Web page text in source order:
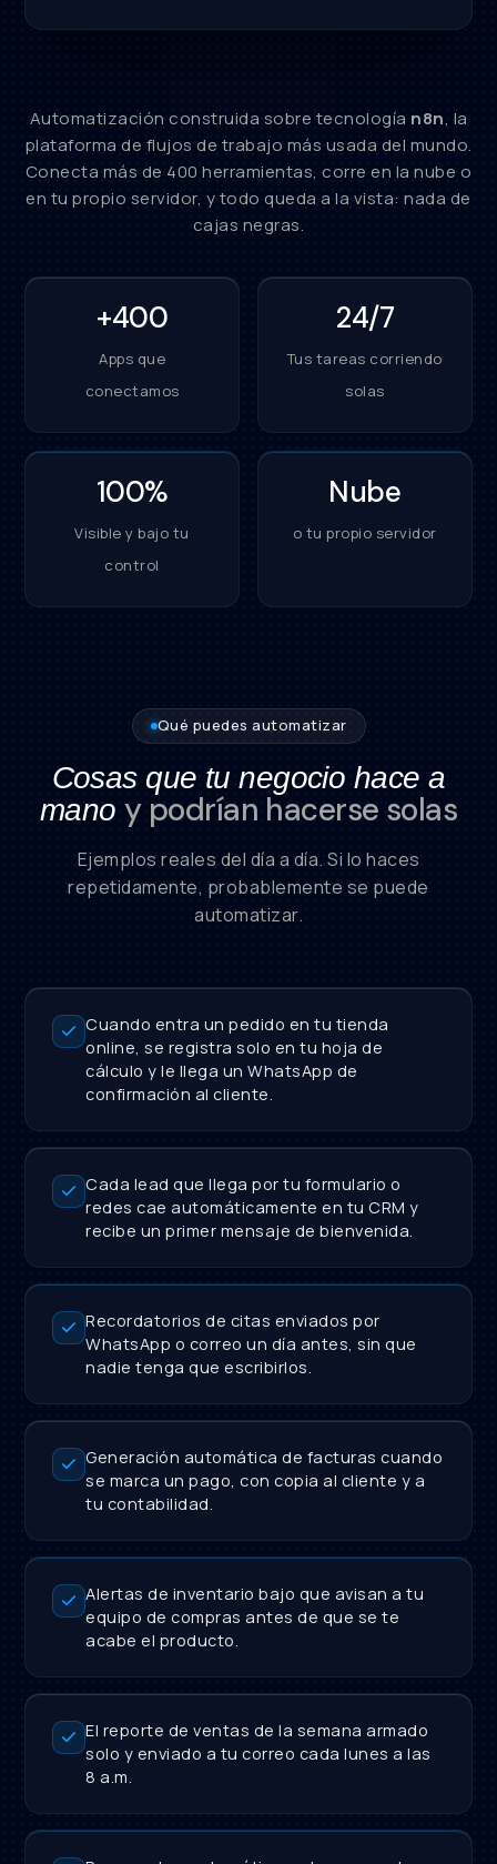
Automatización construida sobre tecnología n8n, la
plataforma de flujos de trabajo más usada del mundo.
Conecta más de 400 herramientas, corre en la nube o
en tu propio servidor, y todo queda a la vista: nada de
cajas negras.
+400
Apps que
conectamos
24/7
Tus tareas corriendo
solas
100%
Visible y bajo tu
control
Nube
o tu propio servidor
Qué puedes automatizar
Cosas que tu negocio hace a
manoy podrían hacerse solas
Ejemplos reales del día a día. Si lo haces
repetidamente, probablemente se puede
automatizar.
Cuando entra un pedido en tu tienda
online, se registra solo en tu hoja de
cálculo y le llega un WhatsApp de
confirmación al cliente.
Cada lead que llega por tu formulario o
redes cae automáticamente en tu CRM y
recibe un primer mensaje de bienvenida.
Recordatorios de citas enviados por
WhatsApp o correo un día antes, sin que
nadie tenga que escribirlos.
Generación automática de facturas cuando
se marca un pago, con copia al cliente y a
tu contabilidad.
Alertas de inventario bajo que avisan a tu
equipo de compras antes de que se te
acabe el producto.
El reporte de ventas de la semana armado
solo y enviado a tu correo cada lunes a las
8 a.m.